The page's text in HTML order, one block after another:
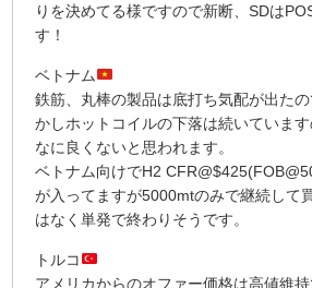
りを決めてる様ですので新断、SDは
す！
ベトナム
鉄筋、丸棒の製品は底打ち気配が出た
かしホットコイルの下落は続いていま
なに良くないと思われます。
ベトナム向けでH2
が入ってますが5000mtのみで継続して
はなく単発で終わりそうです。
トルコ
アメリカからのオファー価格は高値維